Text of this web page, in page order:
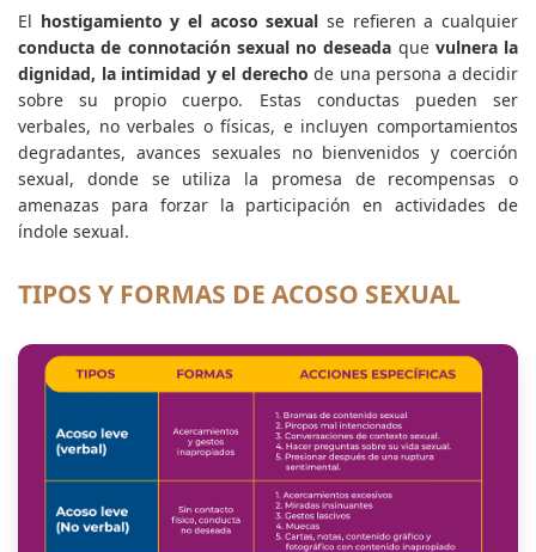
El hostigamiento y el acoso sexual se refieren a cualquier
conducta de connotación sexual no deseada que vulnera la
dignidad, la intimidad y el derecho de una persona a decidir
sobre su propio cuerpo. Estas conductas pueden ser
verbales, no verbales o físicas, e incluyen comportamientos
degradantes, avances sexuales no bienvenidos y coerción
sexual, donde se utiliza la promesa de recompensas o
amenazas para forzar la participación en actividades de
índole sexual.
TIPOS Y FORMAS DE ACOSO SEXUAL